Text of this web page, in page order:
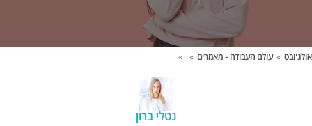
כמה אתם שווים?
קורסים אונליין
אולג'ובס » עולם העבודה - מאמרים »
»
נטלי ברון